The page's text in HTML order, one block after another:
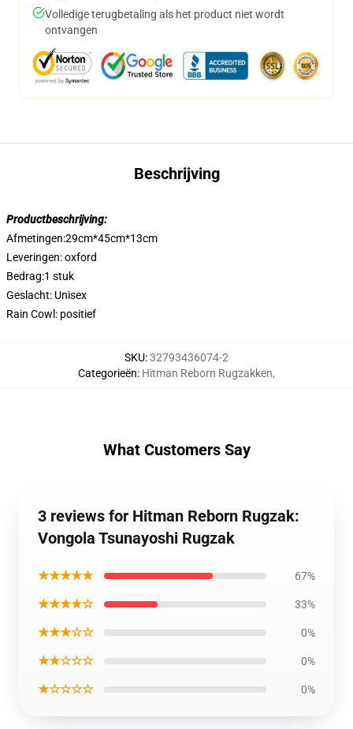
Volledige terugbetaling als het product niet wordt
ontvangen
Beschrijving
Productbeschrijving:
Afmetingen:29cm*45cm*13cm
Leveringen: oxford
Bedrag:1 stuk
Geslacht: Unisex
Rain Cowl: positief
SKU:32793436074-2
Categorieën: Hitman Reborn Rugzakken,
What Customers Say
3 reviews for Hitman Reborn Rugzak:
Vongola Tsunayoshi Rugzak
★★★★★ 67%
★★★★☆ 33%
★★★☆☆ 0%
★★☆☆☆ 0%
★☆☆☆☆ 0%